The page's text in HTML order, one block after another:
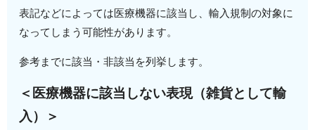
表記などによっては医療機器に該当し、輸入規制の対象に
なってしまう可能性があります。
参考までに該当・非該当を列挙します。
＜医療機器に該当しない表現（雑貨として輸
入）＞